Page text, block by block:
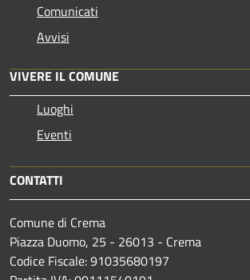
Comunicati
Avvisi
VIVERE IL COMUNE
Luoghi
Eventi
CONTATTI
Comune di Crema
Piazza Duomo, 25 - 26013 - Crema
Codice Fiscale: 91035680197